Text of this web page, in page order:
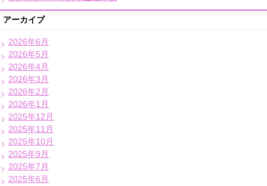
アーカイブ
2026年6月
2026年5月
2026年4月
2026年3月
2026年2月
2026年1月
2025年12月
2025年11月
2025年10月
2025年9月
2025年7月
2025年6月